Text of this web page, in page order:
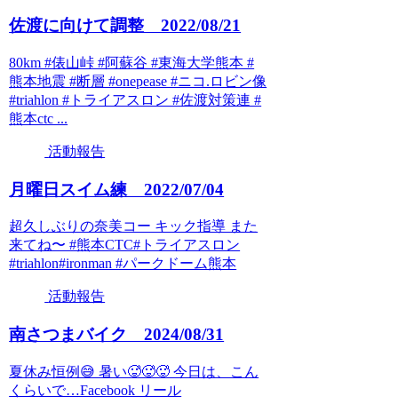
佐渡に向けて調整 2022/08/21
80km #俵山峠 #阿蘇谷 #東海大学熊本 #
熊本地震 #断層 #onepease #ニコ.ロビン像
#triahlon #トライアスロン #佐渡対策連 #
熊本ctc ...
活動報告
月曜日スイム練 2022/07/04
超久しぶりの奈美コー キック指導 また
来てね〜 #熊本CTC#トライアスロン
#triahlon#ironman #パークドーム熊本
活動報告
南さつまバイク 2024/08/31
夏休み恒例😅 暑い🥵🥵🥵 今日は、こん
くらいで…Facebook リール